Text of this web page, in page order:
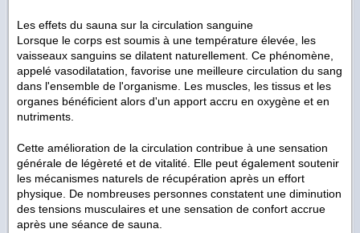
Les effets du sauna sur la circulation sanguine
Lorsque le corps est soumis à une température élevée, les
vaisseaux sanguins se dilatent naturellement. Ce phénomène,
appelé vasodilatation, favorise une meilleure circulation du sang
dans l'ensemble de l'organisme. Les muscles, les tissus et les
organes bénéficient alors d'un apport accru en oxygène et en
nutriments.
Cette amélioration de la circulation contribue à une sensation
générale de légèreté et de vitalité. Elle peut également soutenir
les mécanismes naturels de récupération après un effort
physique. De nombreuses personnes constatent une diminution
des tensions musculaires et une sensation de confort accrue
après une séance de sauna.